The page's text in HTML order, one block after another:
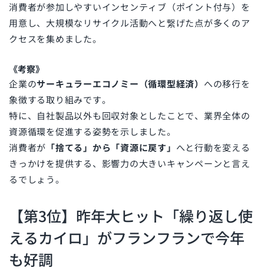
消費者が参加しやすいインセンティブ（ポイント付与）を
用意し、大規模なリサイクル活動へと繋げた点が多くのア
クセスを集めました。
《考察》
企業のサーキュラーエコノミー（循環型経済） への移行を
象徴する取り組みです。
特に、自社製品以外も回収対象としたことで、業界全体の
資源循環を促進する姿勢を示しました。
消費者が 「捨てる」から「資源に戻す」 へと行動を変える
きっかけを提供する、影響力の大きいキャンペーンと言え
るでしょう。
【第3位】昨年大ヒット「繰り返し使
えるカイロ」がフランフランで今年
も好調